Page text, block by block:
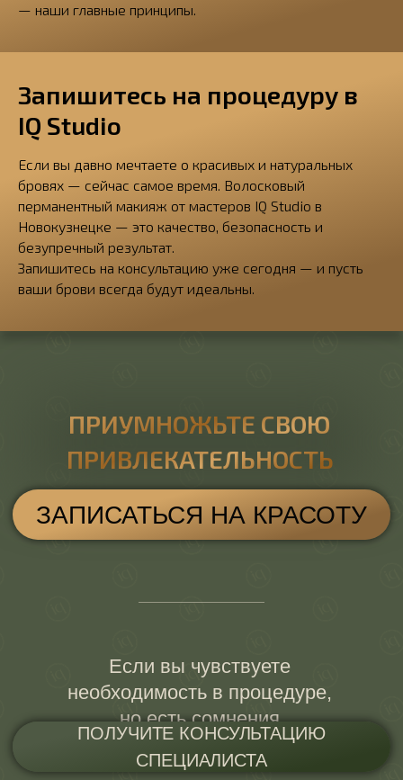
— наши главные принципы.
Запишитесь на процедуру в
IQ Studio
Если вы давно мечтаете о красивых и натуральных
бровях — сейчас самое время. Волосковый
перманентный макияж от мастеров IQ Studio в
Новокузнецке — это качество, безопасность и
безупречный результат.
Запишитесь на консультацию уже сегодня — и пусть
ваши брови всегда будут идеальны.